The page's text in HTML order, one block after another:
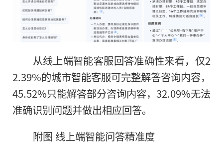
从线上端智能客服回答准确性来看，仅2
2.39%的城市智能客服可完整解答咨询内容，
45.52%只能解答部分咨询内容，32.09%无法
准确识别问题并做出相应回答。
附图 线上端智能问答精准度